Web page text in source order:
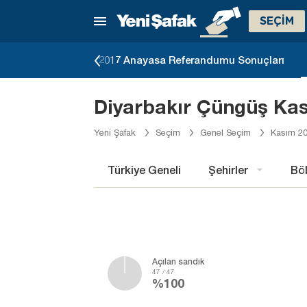
SEÇİM
2017 Anayasa Referandumu Sonuçları
Diyarbakır Çüngüş
Yeni Şafak Seçim Genel Seçim Kasım
Türkiye Geneli Şehirler
Açılan sandık
47 / 47
%100